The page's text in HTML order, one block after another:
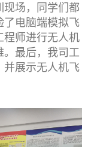
现场，同学们都
了电脑端模拟飞
程师进行无人机
。最后，我司工
并展示无人机飞